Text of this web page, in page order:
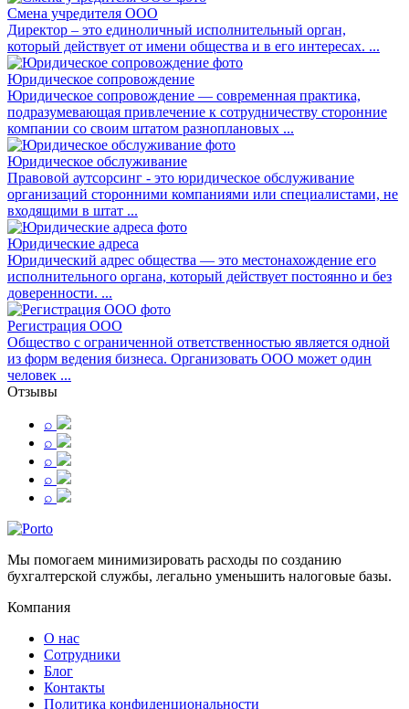
Смена учредителя ООО
Директор – это единоличный исполнительный орган,
который действует от имени общества и в его интересах. ...
Юридическое сопровождение
Юридическое сопровождение — современная практика,
подразумевающая привлечение к сотрудничеству сторонние
компании со своим штатом разноплановых ...
Юридическое обслуживание
Правовой аутсорсинг - это юридическое обслуживание
организаций сторонними компаниями или специалистами, не
входящими в штат ...
Юридические адреса
Юридический адрес общества — это местонахождение его
исполнительного органа, который действует постоянно и без
доверенности. ...
Регистрация ООО
Общество с ограниченной ответственностью является одной
из форм ведения бизнеса. Организовать ООО может один
человек ...
Отзывы
⌕
⌕
⌕
⌕
⌕
Мы помогаем минимизировать расходы по созданию
бухгалтерской службы, легально уменьшить налоговые базы.
Компания
О нас
Сотрудники
Блог
Контакты
Политика конфиденциональности